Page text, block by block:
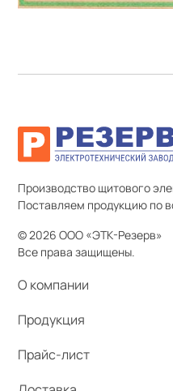
Производство щитового
Поставляем продукцию по
© 2026 ООО «ЭТК-Резерв»
Все права защищены.
О компании
Продукция
Прайс-лист